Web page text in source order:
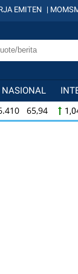
EMITEN |
NASIONAL
65,94 1,04%
845 12,09